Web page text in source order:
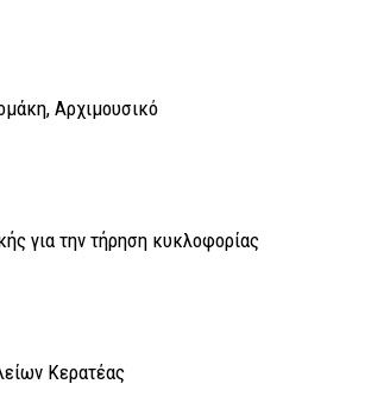
Αρχιμουσικό
για την τήρηση κυκλοφορίας
Κερατέας